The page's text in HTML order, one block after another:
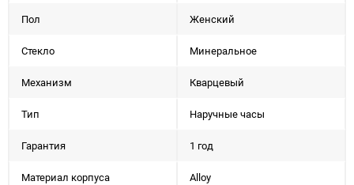
Пол Женский
Стекло Минеральное
Механизм Кварцевый
Тип Наручные часы
Гарантия 1 год
Материал корпуса Alloy